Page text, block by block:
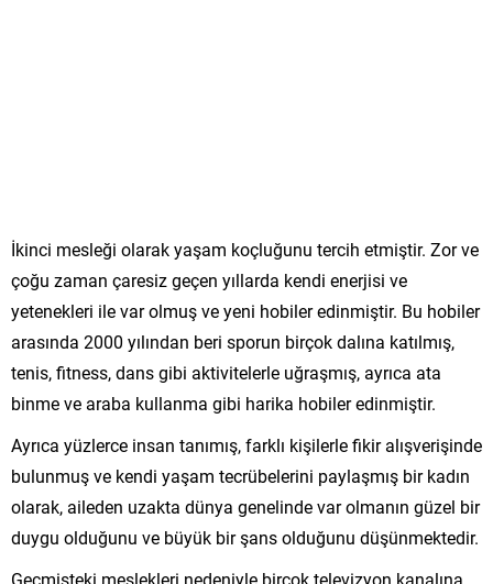
İkinci mesleği olarak yaşam koçluğunu tercih etmiştir. Zor ve
çoğu zaman çaresiz geçen yıllarda kendi enerjisi ve
yetenekleri ile var olmuş ve yeni hobiler edinmiştir. Bu hobiler
arasında 2000 yılından beri sporun birçok dalına katılmış,
tenis, fitness, dans gibi aktivitelerle uğraşmış, ayrıca ata
binme ve araba kullanma gibi harika hobiler edinmiştir.
Ayrıca yüzlerce insan tanımış, farklı kişilerle fikir alışverişinde
bulunmuş ve kendi yaşam tecrübelerini paylaşmış bir kadın
olarak, aileden uzakta dünya genelinde var olmanın güzel bir
duygu olduğunu ve büyük bir şans olduğunu düşünmektedir.
Geçmişteki meslekleri nedeniyle birçok televizyon kanalına